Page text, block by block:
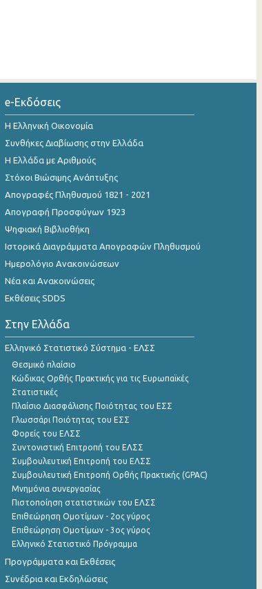
e-Εκδόσεις
Η Ελληνική Οικονομία
Συνθήκες Διαβίωσης στην Ελλάδα
Η Ελλάδα με Αριθμούς
Στόχοι Βιώσιμης Ανάπτυξης
Απογραφές Πληθυσμού 1821 - 2021
Απογραφή Προσφύγων 1923
Ψηφιακή Βιβλιοθήκη
Ιστορικά Διαγράμματα Απογραφών Πληθυσμού
Ημερολόγιο Ανακοινώσεων
Νέα και Ανακοινώσεις
Εκθέσεις SDDS
Στην Ελλάδα
Ελληνικό Στατιστικό Σύστημα - ΕΛΣΣ
Θεσμικό πλαίσιο
Κώδικας Ορθής Πρακτικής για τις Ευρωπαϊκές
Στατιστικές
Πλαίσιο Διασφάλισης Ποιότητας του ΕΣΣ
Γλωσσάρι Ποιότητας του ΕΣΣ
Φορείς του ΕΛΣΣ
Συντονιστική Επιτροπή του ΕΛΣΣ
Συμβουλευτική Επιτροπή του ΕΛΣΣ
Συμβουλευτική Επιτροπή Ορθής Πρακτικής (GPAC)
Μνημόνια συνεργασίας
Πιστοποίηση στατιστικών του ΕΛΣΣ
Επιθεώρηση Ομοτίμων - 2ος γύρος
Επιθεώρηση Ομοτίμων - 3ος γύρος
Ελληνικό Στατιστικό Πρόγραμμα
Προγράμματα και Εκθέσεις
Συνέδρια και Εκδηλώσεις